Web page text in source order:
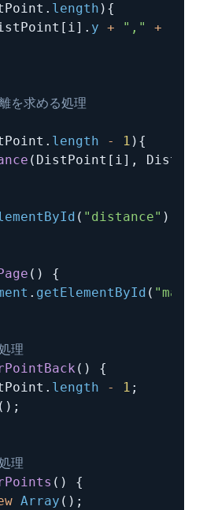
. length ) {
[ i] . y + "," +
を求める処理
. length - 1 ) {
( DistPoint [ i] ,
( "distance" )
( )
{
. getElementById ( "map"
理
( )
{
. length - 1 ;
( ) ;
理
( )
{
Array ( ) ;